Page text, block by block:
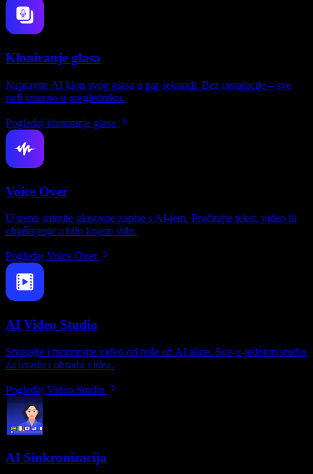
Kloniranje glasa
Napravite AI klon svog glasa u par sekundi. Bez instalacije – sve
radi izravno u pregledniku.
Pogledaj kloniranje glasa
Voice Over
U trenu snimite glasovne zapise s AI-jem. Pročitajte tekst, video ili
objašnjenja u bilo kojem stilu.
Pogledaj Voice Over
AI Video Studio
Stvarajte i montirajte video od nule uz AI alate. Sve-u-jednom studio
za izradu i obradu videa.
Pogledaj Video Studio
AI Sinkronizacija